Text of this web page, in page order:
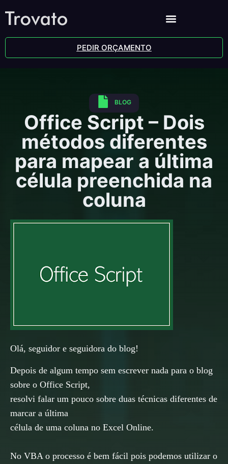
PEDIR ORÇAMENTO
BLOG
Office Script – Dois
métodos diferentes
para mapear a última
célula preenchida na
coluna
Olá, seguidor e seguidora do blog!
Depois de algum tempo sem escrever nada para o blog
sobre o Office Script,
resolvi falar um pouco sobre duas técnicas diferentes de
marcar a última
célula de uma coluna no Excel Online.
No VBA o processo é bem fácil pois podemos utilizar o